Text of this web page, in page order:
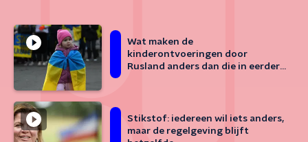
Wat maken de
kinderontvoeringen door
Rusland anders dan die in eerdere
Stikstof: iedereen wil iets anders,
maar de regelgeving blijft